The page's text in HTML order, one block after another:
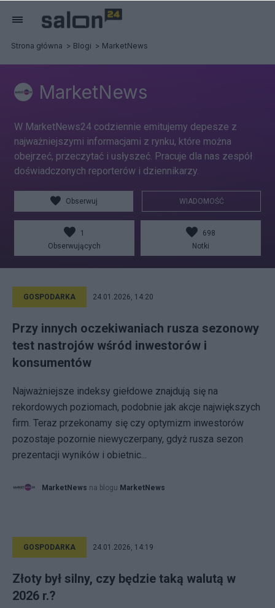
Strona główna Blogi MarketNews
MarketNews
W MarketNews24 codziennie emitujemy depesze z
najważniejszymi informacjami z rynku, które można
obejrzeć, przeczytać i usłyszeć. Pracuje dla nas zespół
doświadczonych reporterów i dziennikarzy.
Obserwuj WIADOMOŚĆ
1
Obserwujących
698
Notki
GOSPODARKA 24.01.2026, 14:20
Przy innych oczekiwaniach rusza sezonowy
test nastrojów wśród inwestorów i
konsumentów
Najważniejsze indeksy giełdowe znajdują się na
rekordowych poziomach, podobnie jak akcje największych
firm. Teraz przekonamy się czy optymizm inwestorów
pozostaje pozornie niewyczerpany, gdyż rusza sezon
prezentacji wyników i obietnic...
MarketNews na blogu MarketNews
GOSPODARKA 24.01.2026, 14:19
Złoty był silny, czy będzie taką walutą w
2026 r.?